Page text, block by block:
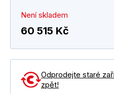
Není skladem
60 515 Kč
Odprodejte staré
zpět!